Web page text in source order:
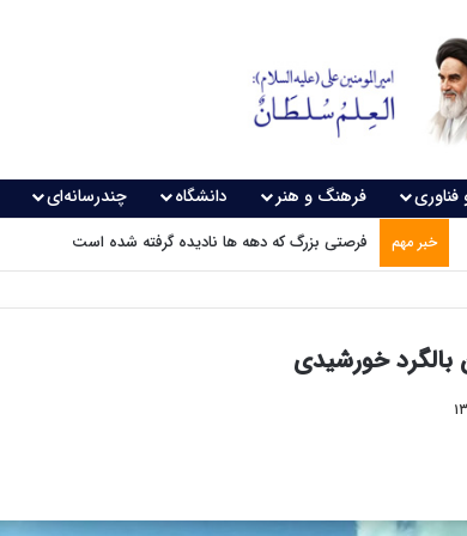
فناوری فرهنگ و هنر دانشگاه چندرسانه‌ای
خبر مهم فرصتی بزرگ که دهه ها نادیده گرفته شده است
بالگرد خورشیدی